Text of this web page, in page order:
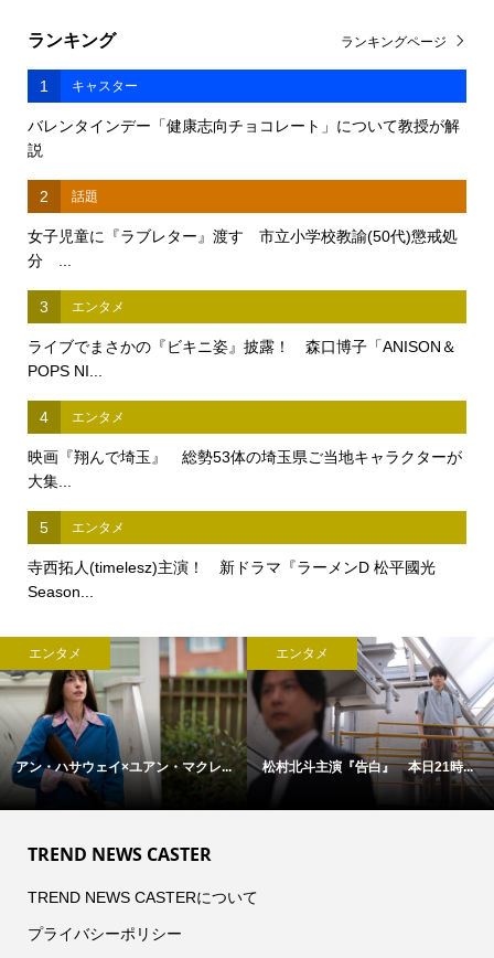
ランキング
1 キャスター
バレンタインデー「健康志向チョコレート」について教授が解
説
2 話題
女子児童に『ラブレター』渡す 市立小学校教諭(50代)懲戒処
分 ...
3 エンタメ
ライブでまさかの『ビキニ姿』披露！ 森口博子「ANISON＆
POPS NI...
4 エンタメ
映画『翔んで埼玉』 総勢53体の埼玉県ご当地キャラクターが
大集...
5 エンタメ
寺西拓人(timelesz)主演！ 新ドラマ『ラーメンD 松平國光
Season...
ランキングページ
エンタメ
アン・ハサウェイ×ユアン・マクレ...
エンタメ
松村北斗主演『告白』 本日21時...
TREND NEWS CASTER
TREND NEWS CASTERについて
プライバシーポリシー